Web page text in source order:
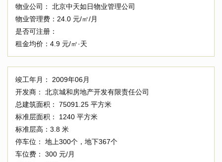
物业公司：
北京中天如日物业管理公司
物业管理费： 24.0 元/㎡/月
是否可注册：
租金均价： 4.9 元/㎡·天
竣工年月：
2009年06月
开发商：
北京城和房地产开发有限责任公司
总建筑面积：
75091.25 平方米
标准层面积：
1240 平方米
标准层高： 3.8 米
停车位：
地上300个，地下367个
车位费：
300 元/月